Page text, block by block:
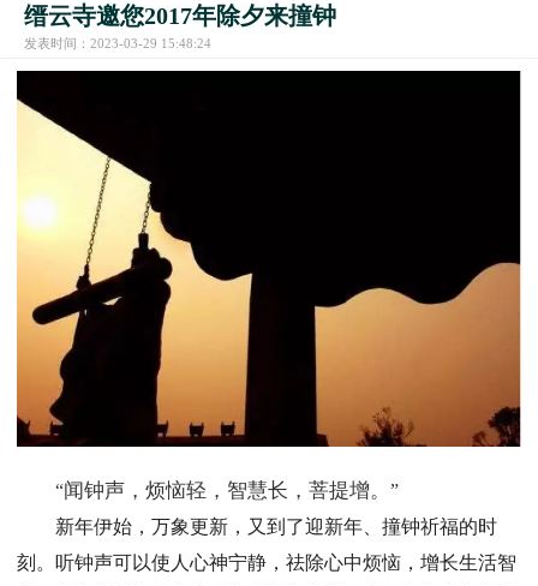
缙云寺邀您2017年除夕来撞钟
发表时间：2023-03-29 15:48:24
“闻钟声，烦恼轻，智慧长，菩提增。 ”
新年伊始，万象更新，又到了迎新年、撞钟祈福的时
刻。听钟声可以使人心神宁静，祛除心中烦恼，增长生活智